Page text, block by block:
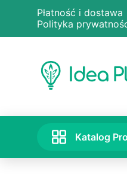
Płatność i dostawa
Polityka
Katalog